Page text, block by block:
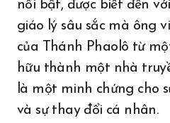
nổi bật, được biết đến
giáo lý sâu sắc mà ông
của Thánh Phaolô từ
hữu thành một nhà
là một minh chứng cho
và sự thay đổi cá nhân.